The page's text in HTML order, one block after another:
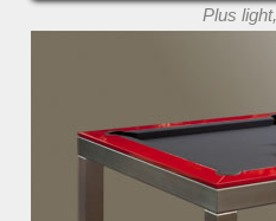
Plus